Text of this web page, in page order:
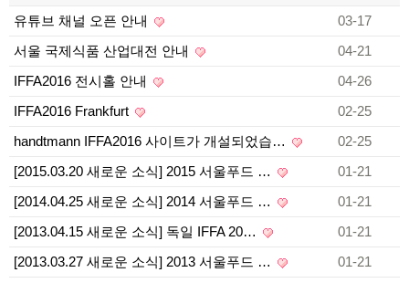
유튜브 채널 오픈 안내
03-17
서울 국제식품 산업대전 안내
04-21
IFFA2016 전시홀 안내
04-26
IFFA2016 Frankfurt
02-25
​handtmann IFFA2016 사이트가 개설되었습…
02-25
[2015.03.20 새로운 소식] 2015 서울푸드 …
01-21
[2014.04.25 새로운 소식] 2014 서울푸드 …
01-21
[2013.04.15 새로운 소식] 독일 IFFA 20…
01-21
[2013.03.27 새로운 소식] 2013 서울푸드 …
01-21